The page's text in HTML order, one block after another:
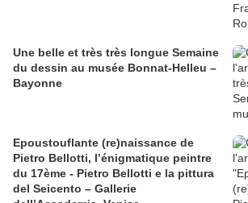
Une belle et très très longue Semaine
du dessin au musée Bonnat-Helleu –
Bayonne
Epoustouflante (re)naissance de
Pietro Bellotti, l’énigmatique peintre
du 17ème - Pietro Bellotti e la pittura
del Seicento – Gallerie